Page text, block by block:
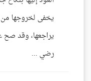
يخفى لخروجها من
يراجعها، وقد
رضي ...